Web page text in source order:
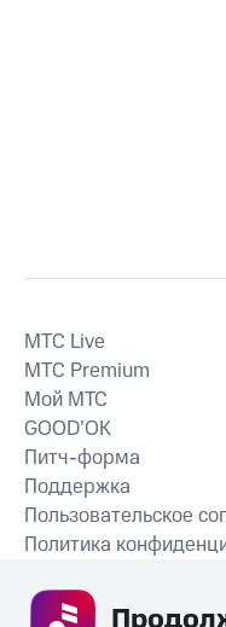
MTС Live
MTС Premium
Мой МТС
GOOD’OK
Питч-форма
Поддержка
Пользовательское
Политика